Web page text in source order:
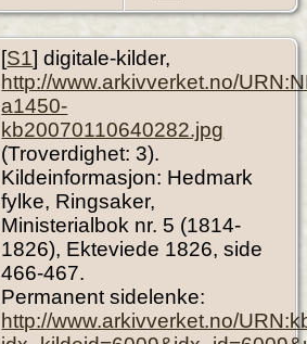
[S1] digitale-kilder,
http://www.arkivverket.no/
a1450-
kb20070110640282.jpg
(Troverdighet: 3).
Kildeinformasjon: Hedmark
fylke, Ringsaker,
Ministerialbok nr. 5 (1814-
1826), Ekteviede 1826, side
466-467.
Permanent sidelenke:
http://www.arkivverket.no/